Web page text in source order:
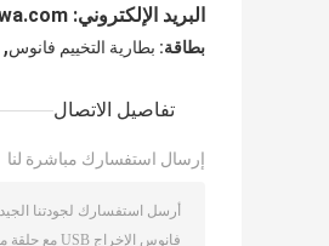
البريد الإلكتروني: info@shinewa.com
بطاقة: بطارية التخييم فانوس,
تفاصيل الاتصال
إرسال استفسارك مباشرة لنا